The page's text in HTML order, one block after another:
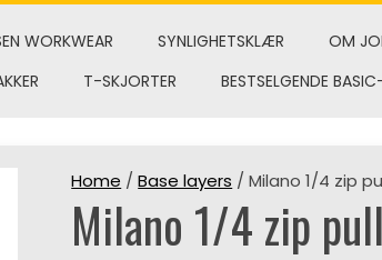
WORKWEAR SYNLIGHETSKLÆR OM
T-SKJORTER BESTSELGENDE
Home /Base layers / Milano 1/4 zip
Milano 1/4 zip